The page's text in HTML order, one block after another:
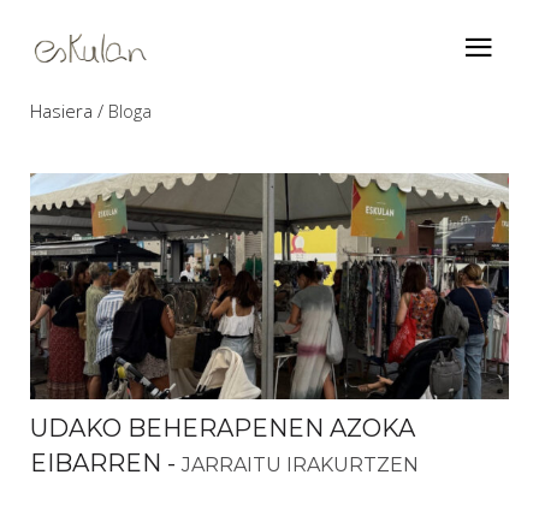
Hasiera Bloga
UDAKO BEHERAPENEN AZOKA
EIBARREN -JARRAITU IRAKURTZEN